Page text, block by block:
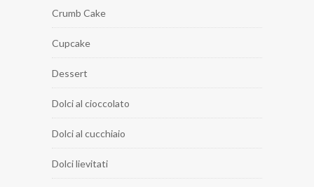
Crumb Cake
Cupcake
Dessert
Dolci al cioccolato
Dolci al cucchiaio
Dolci lievitati